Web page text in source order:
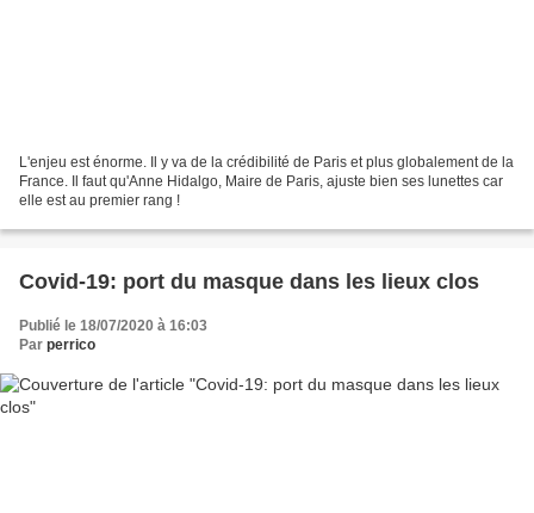
L'enjeu est énorme. Il y va de la crédibilité de Paris et plus globalement de la
France. Il faut qu'Anne Hidalgo, Maire de Paris, ajuste bien ses lunettes car
elle est au premier rang !
Covid-19: port du masque dans les lieux clos
Publié le 18/07/2020 à 16:03
Par perrico